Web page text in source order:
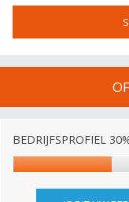
BEDRIJFSPROFIEL